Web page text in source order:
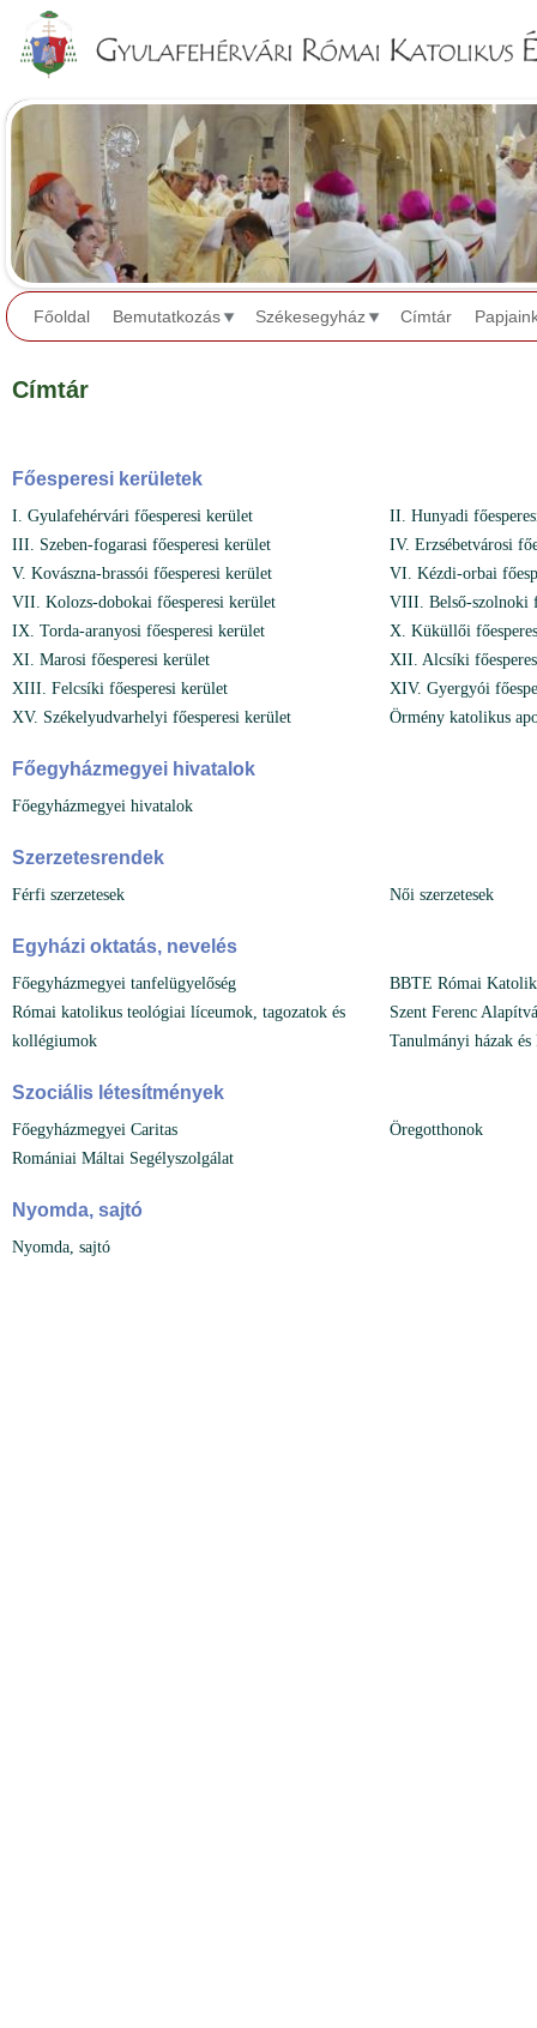
Főoldal Bemutatkozás Székesegyház Címtár
Címtár
Főesperesi kerületek
I. Gyulafehérvári főesperesi kerület
II. Hunyadi
III. Szeben-fogarasi főesperesi kerület
IV. Erzsébetvárosi
V. Kovászna-brassói főesperesi kerület
VI. Kézdi-orbai
VII. Kolozs-dobokai főesperesi kerület
VIII. Belső-szolnoki
IX. Torda-aranyosi főesperesi kerület
X. Küküllői
XI. Marosi főesperesi kerület
XII. Alcsíki
XIII. Felcsíki főesperesi kerület
XIV. Gyergyói
XV. Székelyudvarhelyi főesperesi kerület
Örmény katolikus
Főegyházmegyei hivatalok
Főegyházmegyei hivatalok
Szerzetesrendek
Férfi szerzetesek Női szerzetesek
Egyházi oktatás, nevelés
Főegyházmegyei tanfelügyelőség
BBTE Római
Római katolikus teológiai líceumok, tagozatok és
kollégiumok
Szent Ferenc
Tanulmányi házak
Szociális létesítmények
Főegyházmegyei Caritas
Öregotthonok
Romániai Máltai Segélyszolgálat
Nyomda, sajtó
Nyomda, sajtó